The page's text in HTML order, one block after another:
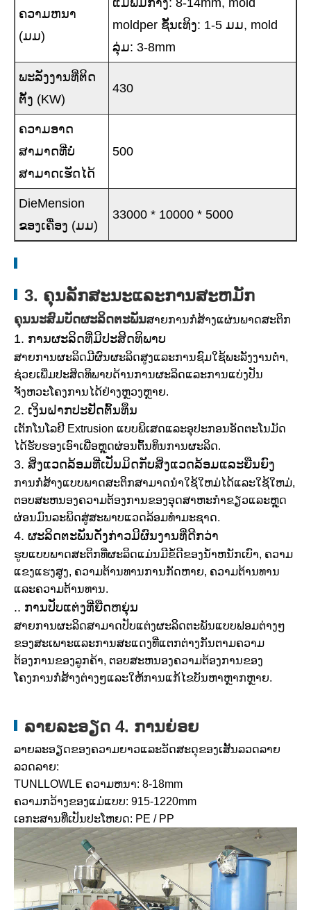
ຄວາມຫນາ
(ມມ)
ແມ່ພິມກາງ: 8-14mm, mold
moldper ຊັ້ນເທິງ: 1-5 ມມ, mold
ລຸ່ມ: 3-8mm
ພະລັງງານທີ່ຕິດ
ຕັ້ງ (KW)
430
ຄວາມອາດ
ສາມາດທີ່ບໍ່
ສາມາດເຮັດໄດ້
500
DieMension
ຂອງເຄື່ອງ (ມມ)
33000 * 10000 * 5000
3. ຄຸນລັກສະນະແລະການສະຫມັກ
ຄຸນນະສົມບັດຜະລິດຕະພັນສາຍການກໍ່ສ້າງແຜ່ນພາດສະຕິກ
1. ການຜະລິດທີ່ມີປະສິດທິພາບ
ສາຍການຜະລິດມີຜົນຜະລິດສູງແລະການຊົມໃຊ້ພະລັງງານຕ່ໍາ,
ຊ່ວຍເພີ່ມປະສິດທິພາບດ້ານການຜະລິດແລະການແບ່ງປັນ
ຈັງຫວະໂຄງການໄດ້ຢ່າງຫຼວງຫຼາຍ.
2. ເງິນຝາກປະຢັດຕົ້ນທຶນ
ເຕັກໂນໂລຢີ Extrusion ແບບພິເສດແລະອຸປະກອນອັດຕະໂນມັດ
ໄດ້ຮັບຮອງເອົາເພື່ອຫຼຸດຜ່ອນຕົ້ນທຶນການຜະລິດ.
3. ສິ່ງແວດລ້ອມທີ່ເປັນມິດກັບສິ່ງແວດລ້ອມແລະຍືນຍົງ
ການກໍ່ສ້າງແບບພາດສະຕິກສາມາດນໍາໃຊ້ໃຫມ່ໄດ້ແລະໃຊ້ໃຫມ່,
ຕອບສະຫນອງຄວາມຕ້ອງການຂອງອຸດສາຫະກໍາຂຽວແລະຫຼຸດ
ຜ່ອນມົນລະພິດສູ່ສະພາບແວດລ້ອມທໍາມະຊາດ.
4. ຜະລິດຕະພັນດັ່ງກ່າວມີຜົນງານທີ່ດີກວ່າ
ຮູບແບບພາດສະຕິກທີ່ຜະລິດແມ່ນມີຂໍ້ດີຂອງນ້ໍາຫນັກເບົາ, ຄວາມ
ແຂງແຮງສູງ, ຄວາມຕ້ານທານການກັດຫາຍ, ຄວາມຕ້ານທານ
ແລະຄວາມຕ້ານທານ.
.. ການປັບແຕ່ງທີ່ຍືດຫຍຸ່ນ
ສາຍການຜະລິດສາມາດປັບແຕ່ງຜະລິດຕະພັນແບບຟອມຕ່າງໆ
ຂອງສະເພາະແລະການສະແດງທີ່ແຕກຕ່າງກັນຕາມຄວາມ
ຕ້ອງການຂອງລູກຄ້າ, ຕອບສະຫນອງຄວາມຕ້ອງການຂອງ
ໂຄງການກໍ່ສ້າງຕ່າງໆແລະໃຫ້ການແກ້ໄຂບັນຫາຫຼາກຫຼາຍ.
ລາຍລະອຽດ 4. ການຍ່ອຍ
ລາຍລະອຽດຂອງຄວາມຍາວແລະວັດສະດຸຂອງເສັ້ນລວດລາຍ
ລວດລາຍ:
TUNLLOWLE ຄວາມຫນາ: 8-18mm
ຄວາມກວ້າງຂອງແມ່ແບບ: 915-1220mm
ເອກະສານທີ່ເປັນປະໂຫຍດ: PE / PP